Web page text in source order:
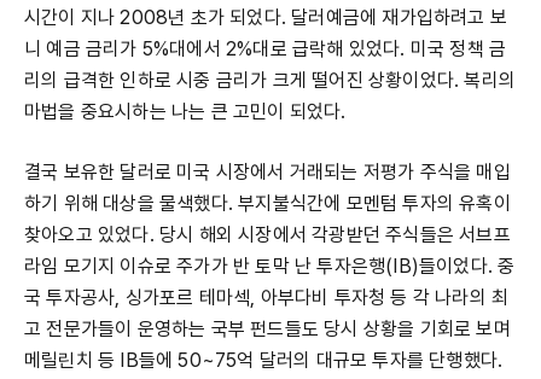
시간이 지나 2008년 초가 되었다. 달러예금에 재가입하려고 보
니 예금 금리가 5%대에서 2%대로 급락해 있었다. 미국 정책 금
리의 급격한 인하로 시중 금리가 크게 떨어진 상황이었다. 복리의
마법을 중요시하는 나는 큰 고민이 되었다.
결국 보유한 달러로 미국 시장에서 거래되는 저평가 주식을 매입
하기 위해 대상을 물색했다. 부지불식간에 모멘텀 투자의 유혹이
찾아오고 있었다. 당시 해외 시장에서 각광받던 주식들은 서브프
라임 모기지 이슈로 주가가 반 토막 난 투자은행(IB)들이었다. 중
국 투자공사, 싱가포르 테마섹, 아부다비 투자청 등 각 나라의 최
고 전문가들이 운영하는 국부 펀드들도 당시 상황을 기회로 보며
메릴린치 등 IB들에 50~75억 달러의 대규모 투자를 단행했다.